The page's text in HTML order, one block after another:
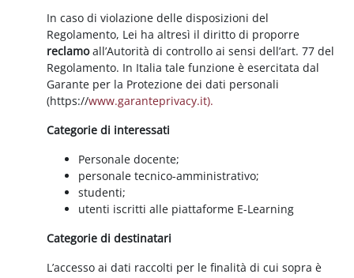
In caso di violazione delle disposizioni del
Regolamento, Lei ha altresì il diritto di proporre
reclamoall’Autorità di controllo ai sensi dell’art. 77 del
Regolamento. In Italia tale funzione è esercitata dal
Garante per la Protezione dei dati personali
(https://www.garanteprivacy.it).
Categorie di interessati
Personale docente;
personale tecnico-amministrativo;
studenti;
utenti iscritti alle piattaforme E-Learning
Categorie di destinatari
L’accesso ai dati raccolti per le finalità di cui sopra è